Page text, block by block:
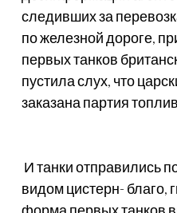
следивших за
по железной дороге,
первых танков
пустила слух, что
заказана партия
И танки отправились
видом цистерн- благо,